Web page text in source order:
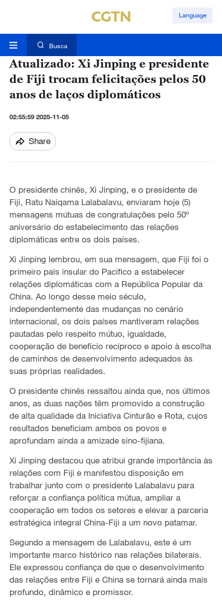
Language
Busca
Atualizado: Xi Jinping e presidente
de Fiji trocam felicitações pelos 50
anos de laços diplomáticos
02:55:59 2025-11-05
Share
O presidente chinês, Xi Jinping, e o presidente de
Fiji, Ratu Naiqama Lalabalavu, enviaram hoje (5)
mensagens mútuas de congratulações pelo 50º
aniversário do estabelecimento das relações
diplomáticas entre os dois países.
Xi Jinping lembrou, em sua mensagem, que Fiji foi o
primeiro país insular do Pacífico a estabelecer
relações diplomáticas com a República Popular da
China. Ao longo desse meio século,
independentemente das mudanças no cenário
internacional, os dois países mantiveram relações
pautadas pelo respeito mútuo, igualdade,
cooperação de benefício recíproco e apoio à escolha
de caminhos de desenvolvimento adequados às
suas próprias realidades.
O presidente chinês ressaltou ainda que, nos últimos
anos, as duas nações têm promovido a construção
de alta qualidade da Iniciativa Cinturão e Rota, cujos
resultados beneficiam ambos os povos e
aprofundam ainda a amizade sino-fijiana.
Xi Jinping destacou que atribui grande importância às
relações com Fiji e manifestou disposição em
trabalhar junto com o presidente Lalabalavu para
reforçar a confiança política mútua, ampliar a
cooperação em todos os setores e elevar a parceria
estratégica integral China-Fiji a um novo patamar.
Segundo a mensagem de Lalabalavu, este é um
importante marco histórico nas relações bilaterais.
Ele expressou confiança de que o desenvolvimento
das relações entre Fiji e China se tornará ainda mais
profundo, dinâmico e promissor.